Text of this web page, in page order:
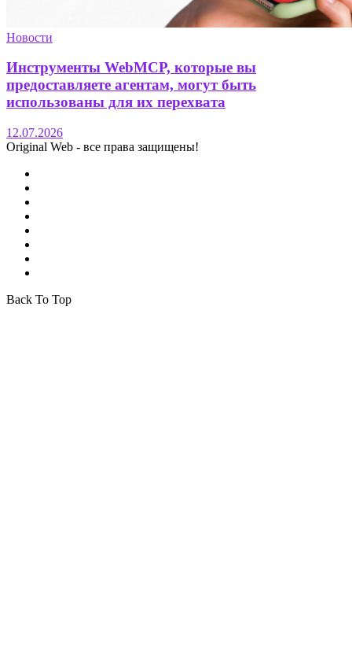
Новости
Инструменты WebMCP, которые вы
предоставляете агентам, могут быть
использованы для их перехвата
12.07.2026
Original Web - все права защищены!
Back To Top